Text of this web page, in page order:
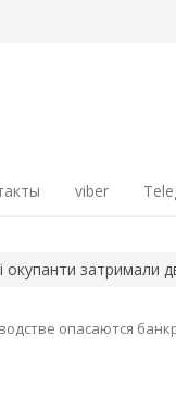
viber
затримали двох
опасаются